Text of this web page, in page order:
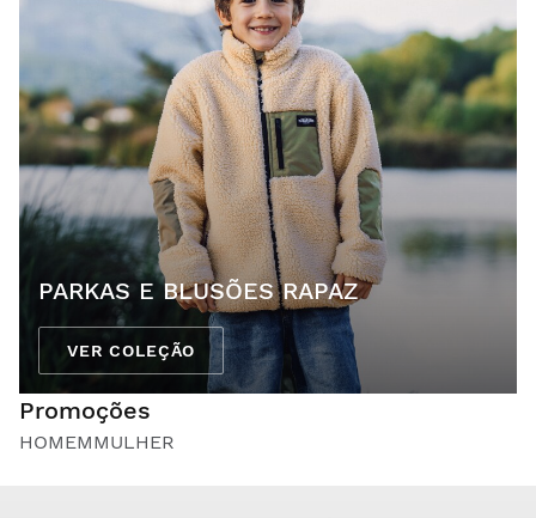
PARKAS E BLUSÕES RAPAZ
VER COLEÇÃO
Promoções
HOMEMMULHER